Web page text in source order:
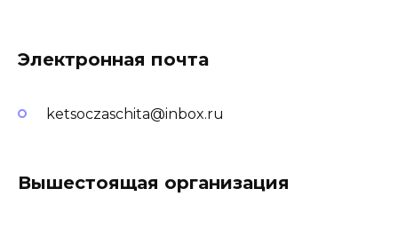
Электронная почта
ketsoczaschita@inbox.ru
Вышестоящая организация